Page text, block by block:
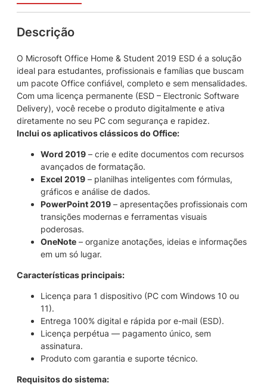
t
d
n
t
2
0
1
9
E
e
Descrição
O Microsoft Office Home & Student 2019 ESD é a solução
ideal para estudantes, profissionais e famílias que buscam
um pacote Office confiável, completo e sem mensalidades.
Com uma licença permanente (ESD – Electronic Software
Delivery), você recebe o produto digitalmente e ativa
diretamente no seu PC com segurança e rapidez.
Inclui os aplicativos clássicos do Office:
Word 2019 – crie e edite documentos com recursos
avançados de formatação.
Excel 2019 – planilhas inteligentes com fórmulas,
gráficos e análise de dados.
PowerPoint 2019 – apresentações profissionais com
transições modernas e ferramentas visuais
poderosas.
OneNote – organize anotações, ideias e informações
em um só lugar.
Características principais:
Licença para 1 dispositivo (PC com Windows 10 ou
11).
Entrega 100% digital e rápida por e-mail (ESD).
Licença perpétua — pagamento único, sem
assinatura.
Produto com garantia e suporte técnico.
Requisitos do sistema: